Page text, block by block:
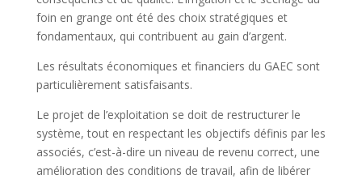
foin en grange ont été des choix stratégiques et
fondamentaux, qui contribuent au gain d’argent.
Les résultats économiques et financiers du GAEC sont
particulièrement satisfaisants.
Le projet de l’exploitation se doit de restructurer le
système, tout en respectant les objectifs définis par les
associés, c’est-à-dire un niveau de revenu correct, une
amélioration des conditions de travail, afin de libérer